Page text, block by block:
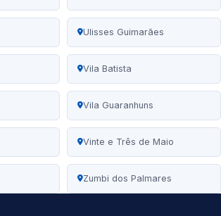
Ulisses Guimarães
Vila Batista
Vila Guaranhuns
Vinte e Três de Maio
Zumbi dos Palmares